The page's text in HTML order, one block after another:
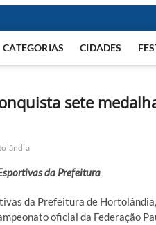
CATEGORIAS CIDADES
sete
da Prefeitura
da Prefeitura de
oficial da Federação